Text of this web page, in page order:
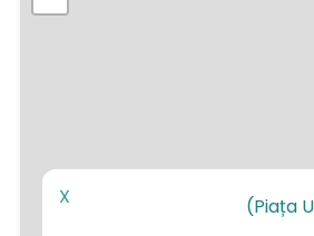
1 5
X